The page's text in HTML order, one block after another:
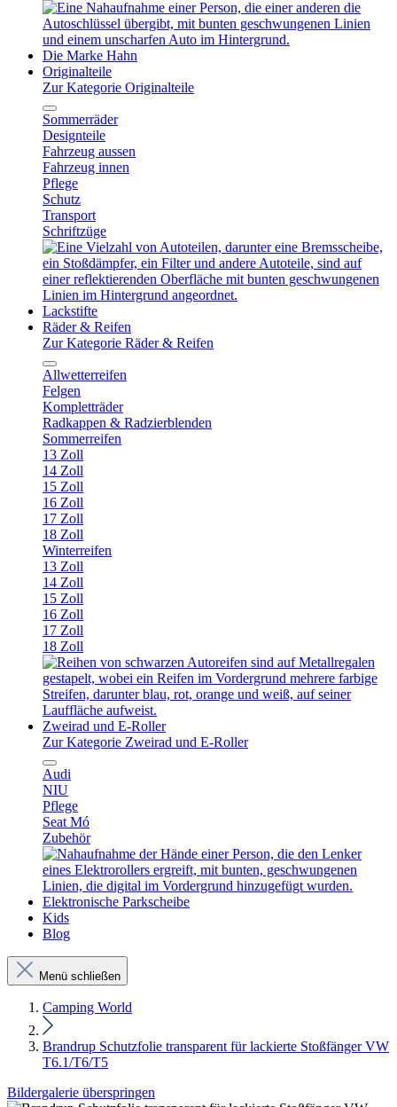
Die Marke Hahn
Originalteile
Zur Kategorie Originalteile
Sommerräder
Designteile
Fahrzeug aussen
Fahrzeug innen
Pflege
Schutz
Transport
Schriftzüge
Lackstifte
Räder & Reifen
Zur Kategorie Räder & Reifen
Allwetterreifen
Felgen
Kompletträder
Radkappen & Radzierblenden
Sommerreifen
13 Zoll
14 Zoll
15 Zoll
16 Zoll
17 Zoll
18 Zoll
Winterreifen
13 Zoll
14 Zoll
15 Zoll
16 Zoll
17 Zoll
18 Zoll
Zweirad und E-Roller
Zur Kategorie Zweirad und E-Roller
Audi
NIU
Pflege
Seat Mó
Zubehör
Elektronische Parkscheibe
Kids
Blog
Menü schließen
Camping World
Brandrup Schutzfolie transparent für lackierte Stoßfänger VW
T6.1/T6/T5
Bildergalerie überspringen